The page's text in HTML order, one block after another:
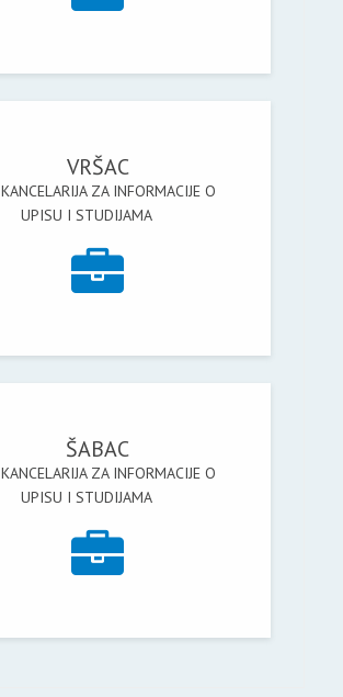
VRŠAC
KANCELARIJA ZA INFORMACIJE O
UPISU I STUDIJAMA
ŠABAC
KANCELARIJA ZA INFORMACIJE O
UPISU I STUDIJAMA